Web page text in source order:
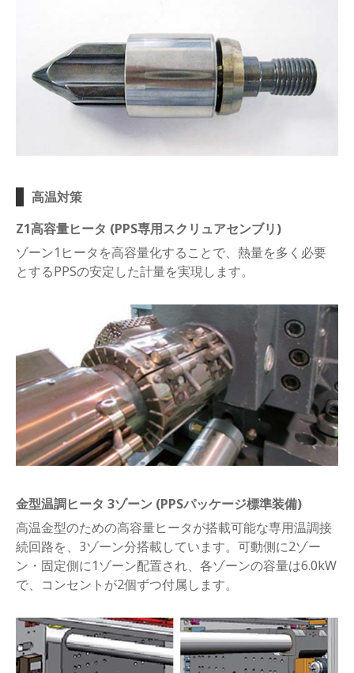
高温対策
Z1高容量ヒータ (PPS専用スクリュアセンブリ)
ゾーン1ヒータを高容量化することで、熱量を多く必要
とするPPSの安定した計量を実現します。
金型温調ヒータ 3ゾーン (PPSパッケージ標準装備)
高温金型のための高容量ヒータが搭載可能な専用温調接
続回路を、3ゾーン分搭載しています。可動側に2ゾー
ン・固定側に1ゾーン配置され、各ゾーンの容量は6.0kW
で、コンセントが2個ずつ付属します。